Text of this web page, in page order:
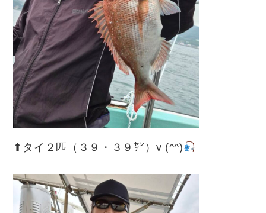
⬆︎タイ２匹（３９・３９㌢）v (^^)